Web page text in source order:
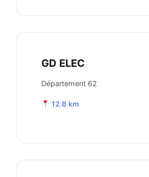
GD ELEC
Département 62
12.8 km